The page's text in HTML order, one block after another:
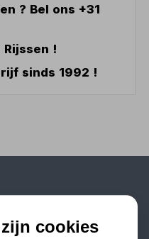
? Bel ons +31
Rijssen !
sinds 1992 !
cookies